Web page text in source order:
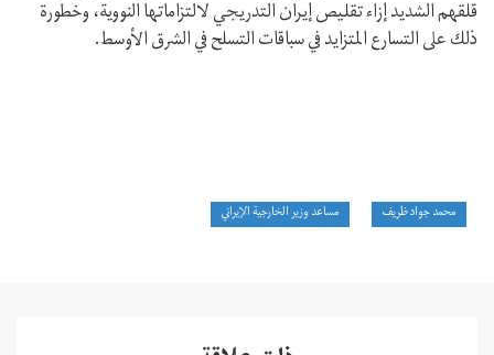
قلقهم الشديد إزاء تقليص إيران التدريجي لالتزاماتها النووية، وخطورة
ذلك على التسارع المتزايد في سباقات التسلح في الشرق الأوسط.
محمد جواد ظريف مساعد وزير الخارجية الإيراني